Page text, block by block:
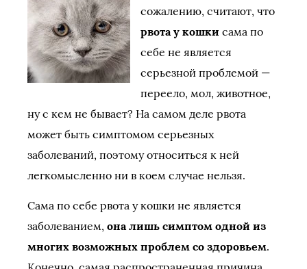
сожалению, считают, что
рвота у кошки сама по
себе не является
серьезной проблемой —
переело, мол, животное,
ну с кем не бывает? На самом деле рвота
может быть симптомом серьезных
заболеваний, поэтому относиться к ней
легкомысленно ни в коем случае нельзя.
Сама по себе рвота у кошки не является
заболеванием, она лишь симптом одной из
многих возможных проблем со здоровьем.